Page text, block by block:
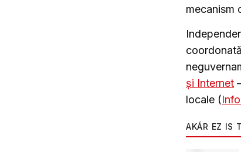
mecanism
și Internet
locale (
AKÁR EZ IS